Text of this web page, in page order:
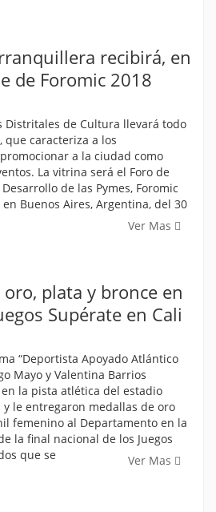
recibirá, en
de Foromic 2018
Distritales de Cultura llevará todo
que caracteriza a los
a la ciudad como
La vitrina será el Foro de
de las Pymes, Foromic
Buenos Aires, Argentina, del 30
Ver Mas
plata y bronce en
Supérate en Cali
“Deportista Apoyado Atlántico
Mayo y Valentina Barrios
la pista atlética del estadio
y le entregaron medallas de oro
femenino al Departamento en la
la final nacional de los Juegos
que se
Ver Mas